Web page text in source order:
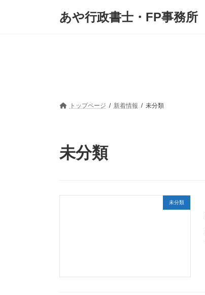
あや行政書士・FP事務所
トップページ 新着情報 未分類
未分類
未分類